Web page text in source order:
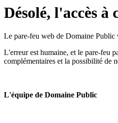
Désolé, l'accès à
Le pare-feu web de Domaine Public
L'erreur est humaine, et le pare-feu
complémentaires et la possibilité de
L'équipe de Domaine Public